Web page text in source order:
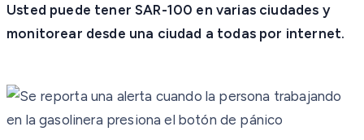
Usted puede tener SAR-100 en varias ciudades y
monitorear desde una ciudad a todas por internet.